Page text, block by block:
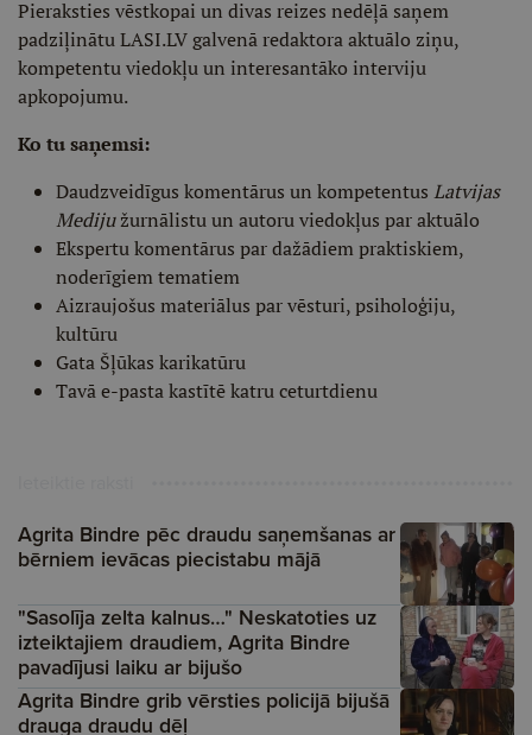
Pieraksties vēstkopai un divas reizes nedēļā saņem
padziļinātu LASI.LV galvenā redaktora aktuālo ziņu,
kompetentu viedokļu un interesantāko interviju
apkopojumu.
Ko tu saņemsi:
Daudzveidīgus komentārus un kompetentus Latvijas
Medijužurnālistu un autoru viedokļus par aktuālo
Ekspertu komentārus par dažādiem praktiskiem,
noderīgiem tematiem
Aizraujošus materiālus par vēsturi, psiholoģiju,
kultūru
Gata Šļūkas karikatūru
Tavā e-pasta kastītē katru ceturtdienu
Agrita Bindre pēc draudu saņemšanas ar
bērniem ievācas piecistabu mājā
"Sasolīja zelta kalnus…" Neskatoties uz
izteiktajiem draudiem, Agrita Bindre
pavadījusi laiku ar bijušo
Agrita Bindre grib vērsties policijā bijušā
drauga draudu dēļ